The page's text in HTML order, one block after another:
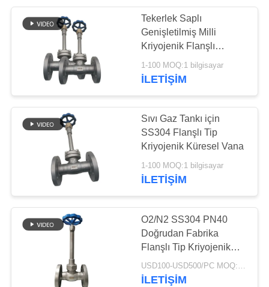
HABERLER
VAKALAR
BIR
TEKLIF
HARITASI
POLITIKASI
Kriyojenik Emniyet
Valfi
Kriyojenik Basınç
Düşürücü Valf
Tekerlek Saplı
Genişletilmiş Milli
Kriyojenik Flanşlı
Küresel Vana
1-100 MOQ:1 bilgisayar
İLETIŞIM
Sıvı Gaz Tankı için
SS304 Flanşlı Tip
Kriyojenik Küresel Vana
1-100 MOQ:1 bilgisayar
İLETIŞIM
O2/N2 SS304 PN40
Doğrudan Fabrika
Flanşlı Tip Kriyojenik
Küresel Vana Uzun
Saplı İyi Performans
USD100-USD500/PC MOQ:1 bilgisayar
İLETIŞIM